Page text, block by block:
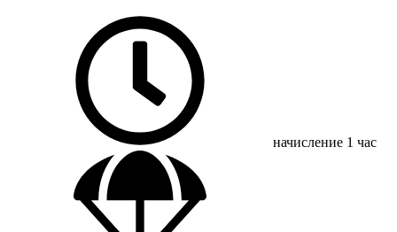
начисление 1 час